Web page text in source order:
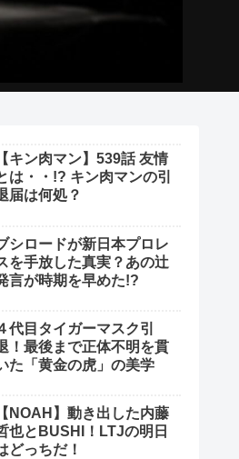
【キン肉マン】539話 友情
は・・!? キン肉マンの引
届は何処？
シロードが新日本プロレ
を手放した真実？あの辻
言が時期を早めた!?
代目タイガーマスク引
！最後まで正体不明を貫
た「黄金の虎」の美学
【NOAH】動き出した内藤
也とBUSHI！LTJの明日
どっちだ！